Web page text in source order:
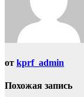
от kprf_admin
Похожая запись